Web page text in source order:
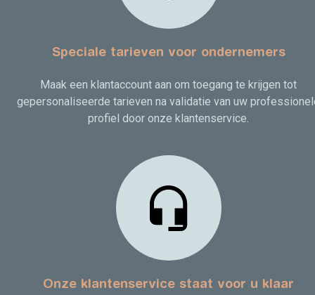
Speciale tarieven voor ondernemers
Maak een klantaccount aan om toegang te krijgen tot
gepersonaliseerde tarieven na validatie van uw
profiel door onze klantenservice.
Onze klantenservice staat voor u klaar